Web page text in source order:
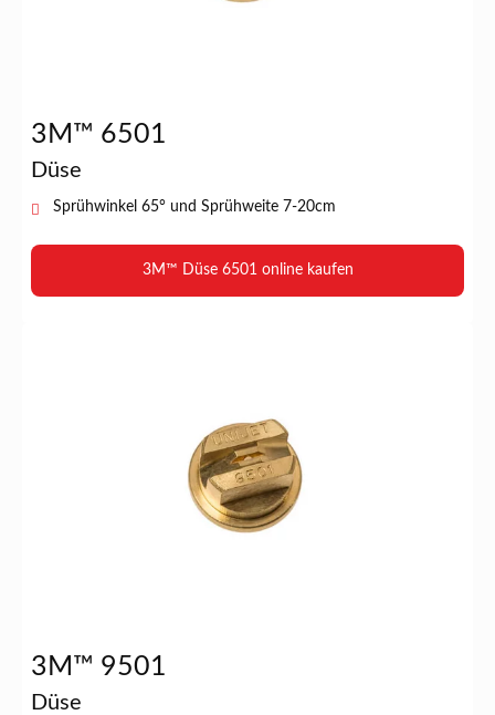
3M™ 6501
Düse
Sprühwinkel 65° und Sprühweite 7-20cm
3M™ Düse 6501 online kaufen
3M™ 9501
Düse